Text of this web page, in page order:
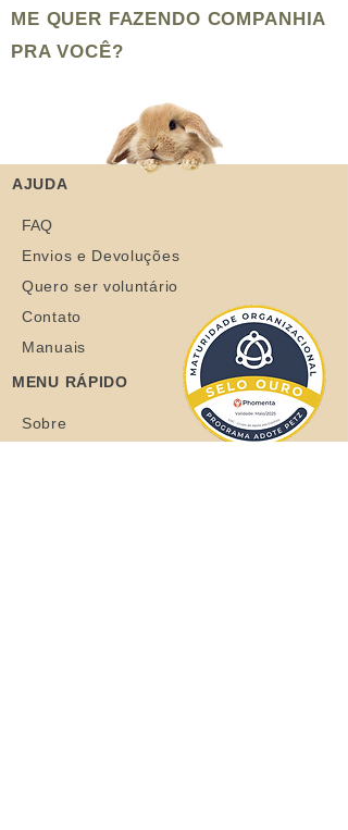
ME QUER FAZENDO COMPANHIA
PRA VOCÊ?
AJUDA
FAQ
Envios e Devoluções
Quero ser voluntário
Contato
Manuais
MENU RÁPIDO
Sobre